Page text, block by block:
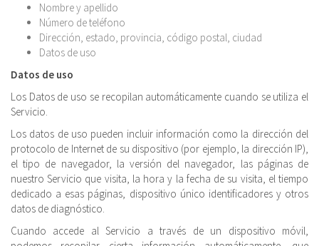
Nombre y apellido
Número de teléfono
Dirección, estado, provincia, código postal, ciudad
Datos de uso
Datos de uso
Los Datos de uso se recopilan automáticamente cuando se utiliza el
Servicio.
Los datos de uso pueden incluir información como la dirección del
protocolo de Internet de su dispositivo (por ejemplo, la dirección IP),
el tipo de navegador, la versión del navegador, las páginas de
nuestro Servicio que visita, la hora y la fecha de su visita, el tiempo
dedicado a esas páginas, dispositivo único identificadores y otros
datos de diagnóstico.
Cuando accede al Servicio a través de un dispositivo móvil,